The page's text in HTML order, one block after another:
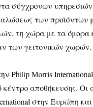
σύγχρονων υπηρεσιών
των προϊόντων
τη χώρα με τα όμορα
των γειτονικών χωρών.
Philip Morris
αποθήκευσης. Οι
στην Ευρώπη